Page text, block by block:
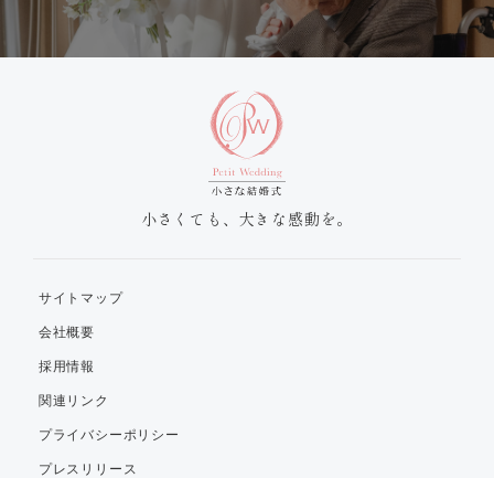
小さくても、大きな感動を。
サイトマップ
会社概要
採用情報
関連リンク
プライバシーポリシー
プレスリリース